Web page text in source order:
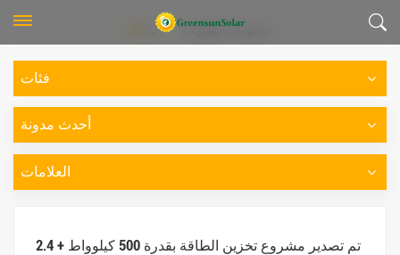
بيت مجموعات البطاريات
فئات
أحدث مدونة
العلامات
تم تصدير مشروع تخزين الطاقة بقدرة 500 كيلوواط + 2.4